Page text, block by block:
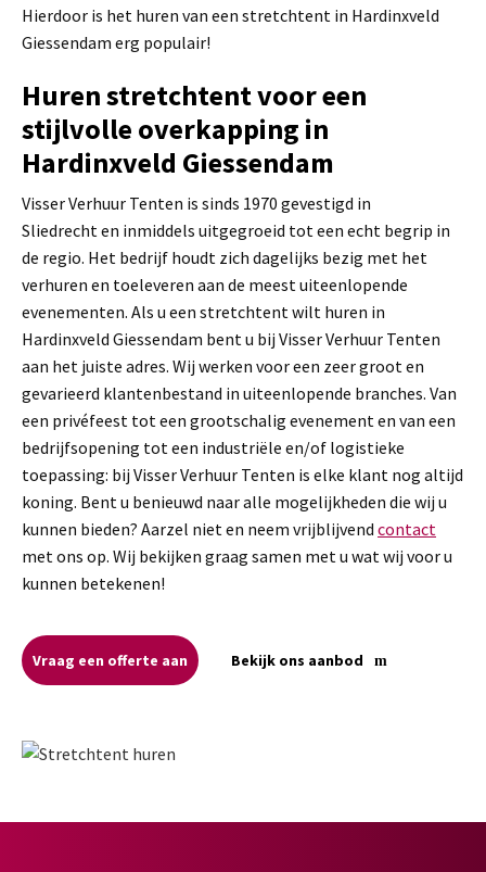
Hierdoor is het huren van een stretchtent in Hardinxveld
Giessendam erg populair!
Huren stretchtent voor een
stijlvolle overkapping in
Hardinxveld Giessendam
Visser Verhuur Tenten is sinds 1970 gevestigd in
Sliedrecht en inmiddels uitgegroeid tot een echt begrip in
de regio. Het bedrijf houdt zich dagelijks bezig met het
verhuren en toeleveren aan de meest uiteenlopende
evenementen. Als u een stretchtent wilt huren in
Hardinxveld Giessendam bent u bij Visser Verhuur Tenten
aan het juiste adres. Wij werken voor een zeer groot en
gevarieerd klantenbestand in uiteenlopende branches. Van
een privéfeest tot een grootschalig evenement en van een
bedrijfsopening tot een industriële en/of logistieke
toepassing: bij Visser Verhuur Tenten is elke klant nog altijd
koning. Bent u benieuwd naar alle mogelijkheden die wij u
kunnen bieden? Aarzel niet en neem vrijblijvend contact
met ons op. Wij bekijken graag samen met u wat wij voor u
kunnen betekenen!
Vraag een offerte aan Bekijk ons aanbod